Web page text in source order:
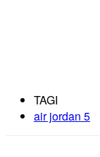
TAGI
air jordan 5